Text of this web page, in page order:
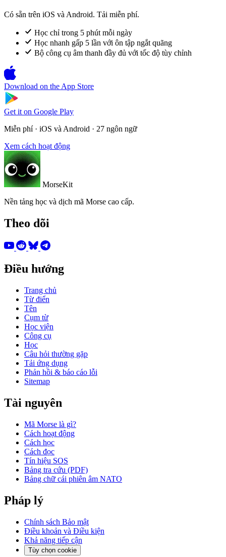
Có sẵn trên iOS và Android. Tải miễn phí.
Học chỉ trong 5 phút mỗi ngày
Học nhanh gấp 5 lần với ôn tập ngắt quãng
Bộ công cụ âm thanh đầy đủ với tốc độ tùy chỉnh
Download on the App Store
Get it on Google Play
Miễn phí · iOS và Android · 27 ngôn ngữ
Xem cách hoạt động
MorseKit
Nền tảng học và dịch mã Morse cao cấp.
Theo dõi
Điều hướng
Trang chủ
Từ điển
Tên
Cụm từ
Học viện
Công cụ
Học
Câu hỏi thường gặp
Tải ứng dụng
Phản hồi & báo cáo lỗi
Sitemap
Tài nguyên
Mã Morse là gì?
Cách hoạt động
Cách học
Cách đọc
Tín hiệu SOS
Bảng tra cứu (PDF)
Bảng chữ cái phiên âm NATO
Pháp lý
Chính sách Bảo mật
Điều khoản và Điều kiện
Khả năng tiếp cận
Tùy chọn cookie